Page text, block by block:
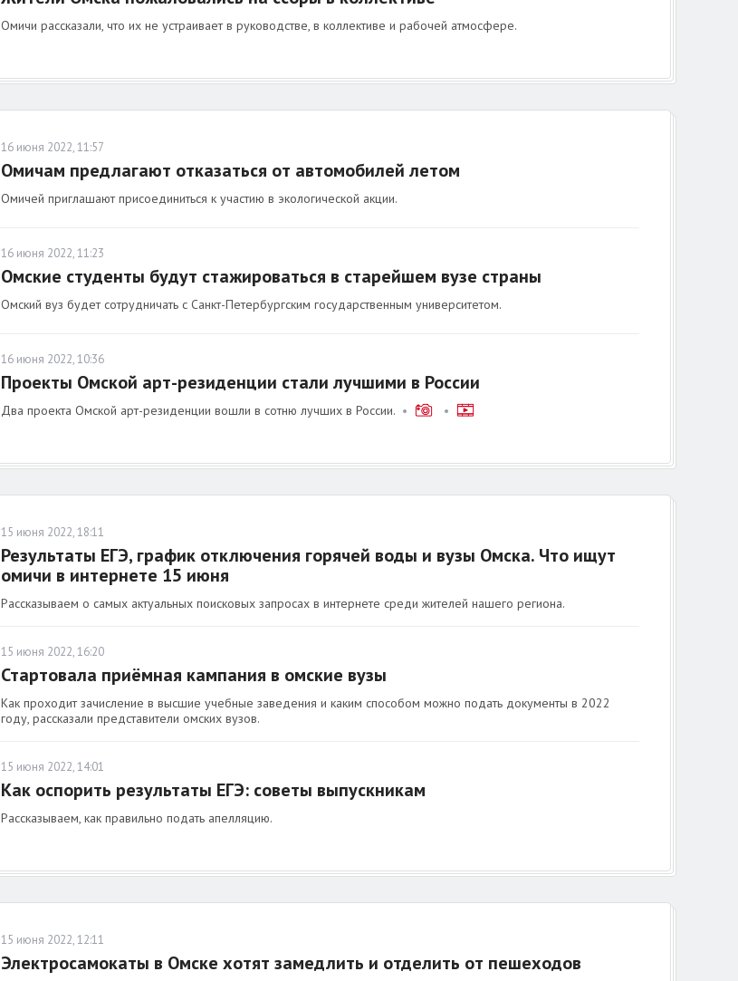
Омичи рассказали, что их не устраивает в руководстве, в коллективе и рабочей атмосфере.
16 июня 2022, 11:57
Омичам предлагают отказаться от автомобилей летом
Омичей приглашают присоединиться к участию в экологической акции.
16 июня 2022, 11:23
Омские студенты будут стажироваться в старейшем вузе страны
Омский вуз будет сотрудничать с Санкт-Петербургским государственным университетом.
16 июня 2022, 10:36
Проекты Омской арт-резиденции стали лучшими в России
Два проекта Омской арт-резиденции вошли в сотню лучших в России.• •
15 июня 2022, 18:11
Результаты ЕГЭ, график отключения горячей воды и вузы Омска. Что ищут
омичи в интернете 15 июня
Рассказываем о самых актуальных поисковых запросах в интернете среди жителей нашего региона.
15 июня 2022, 16:20
Стартовала приёмная кампания в омские вузы
Как проходит зачисление в высшие учебные заведения и каким способом можно подать документы в 2022
году, рассказали представители омских вузов.
15 июня 2022, 14:01
Как оспорить результаты ЕГЭ: советы выпускникам
Рассказываем, как правильно подать апелляцию.
15 июня 2022, 12:11
Электросамокаты в Омске хотят замедлить и отделить от пешеходов